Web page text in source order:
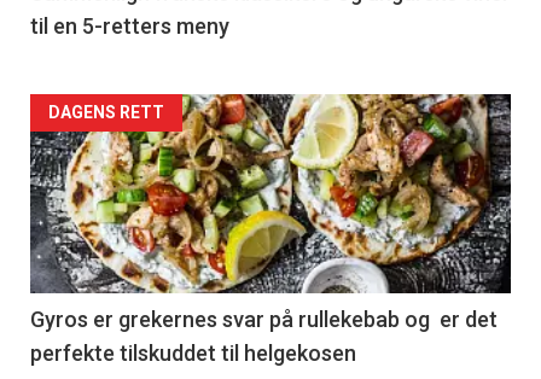
til en 5-retters meny
Forsiden
akkurat
nå
-
6
DAGENS RETT
Gyros er grekernes svar på rullekebab og er det
perfekte tilskuddet til helgekosen